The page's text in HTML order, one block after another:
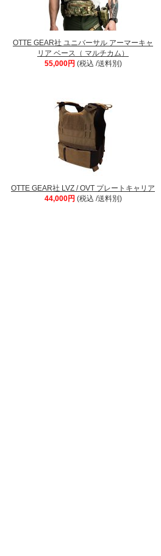
OTTE GEAR社 ユニバーサル アーマーキャ
リア ベース（ マルチカム）
55,000円 (税込 /送料別)
OTTE GEAR社 LVZ / OVT プレートキャリア
44,000円 (税込 /送料別)